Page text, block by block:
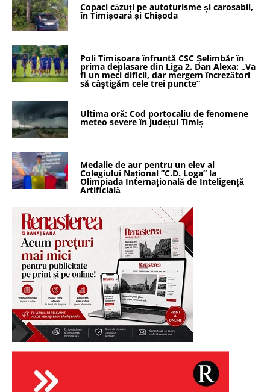
Copaci căzuți pe autoturisme și carosabil,
în Timișoara și Chișoda
Poli Timișoara înfruntă CSC Șelimbăr în
prima deplasare din Liga 2. Dan Alexa: „Va
fi un meci dificil, dar mergem încrezători
să câștigăm cele trei puncte”
Ultima oră: Cod portocaliu de fenomene
meteo severe în județul Timiș
Medalie de aur pentru un elev al
Colegiului Național ”C.D. Loga” la
Olimpiada Internațională de Inteligență
Artificială